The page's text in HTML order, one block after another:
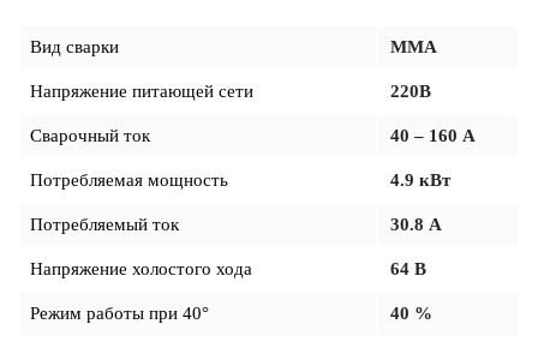
Вид сварки MMA
Напряжение питающей сети 220В
Сварочный ток 40 – 160 А
Потребляемая мощность 4.9 кВт
Потребляемый ток 30.8 А
Напряжение холостого хода 64 В
Режим работы при 40° 40 %